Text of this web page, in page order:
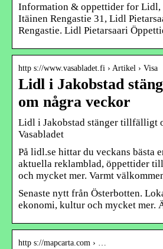
Information & oppettider for Lidl,
Itäinen Rengastie 31, Lidl
Rengastie. Lidl Pietarsaari
http s://www.vasabladet.fi › Artikel › Visa
Lidl i Jakobstad
om några veckor
Lidl i Jakobstad stänger tillfälligt
Vasabladet
På lidl.se hittar du veckans bästa
aktuella reklamblad, öppettider
och mycket mer. Varmt
Senaste nytt från Österbotten.
ekonomi, kultur och mycket mer.
http s://mapcarta.com › …